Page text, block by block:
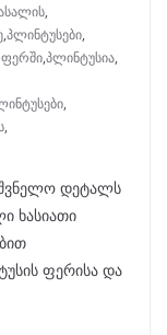
,
,პლინტუსები,
ფერში,პლინტუსია,
,
,
დეტალს
ხასიათი
ფერისა და